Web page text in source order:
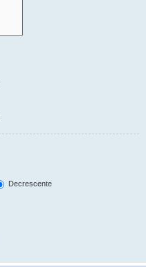
Decrescente